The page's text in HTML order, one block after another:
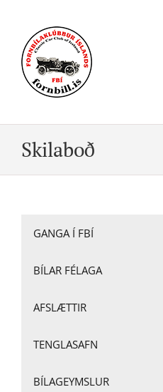
content
Skilaboð
GANGA Í FBÍ
BÍLAR FÉLAGA
AFSLÆTTIR
TENGLASAFN
BÍLAGEYMSLUR